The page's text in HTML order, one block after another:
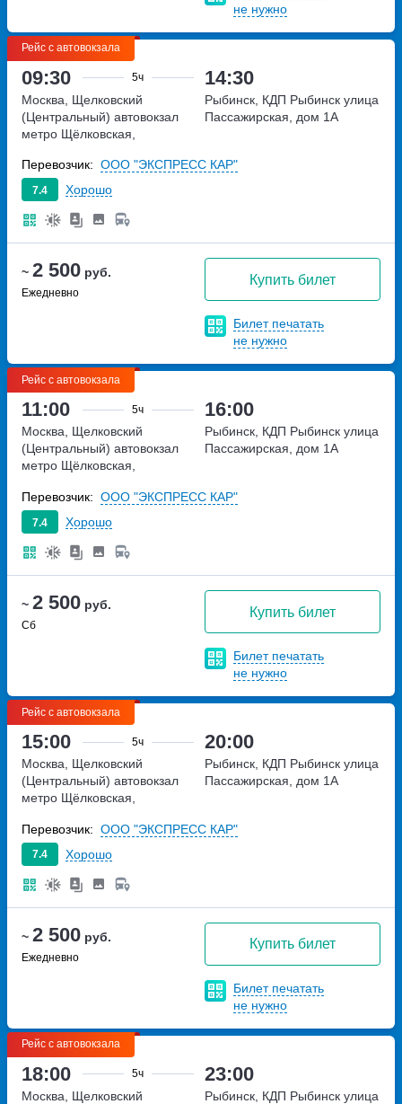
не нужно
Рейс с автовокзала
09:30 5ч 14:30
~ 2 500 руб.
Ежедневно
Купить билет
Билет печатать
не нужно
Москва, Щелковский
(Центральный) автовокзал
метро Щёлковская,
Рыбинск, КДП Рыбинск улица
Пассажирская, дом 1А
7.4 Хорошо
Перевозчик: ООО "ЭКСПРЕСС КАР"
Рейс с автовокзала
11:00 5ч 16:00
~ 2 500 руб.
Сб
Купить билет
Билет печатать
не нужно
Москва, Щелковский
(Центральный) автовокзал
метро Щёлковская,
Рыбинск, КДП Рыбинск улица
Пассажирская, дом 1А
7.4 Хорошо
Перевозчик: ООО "ЭКСПРЕСС КАР"
Рейс с автовокзала
15:00 5ч 20:00
~ 2 500 руб.
Ежедневно
Купить билет
Билет печатать
не нужно
Москва, Щелковский
(Центральный) автовокзал
метро Щёлковская,
Рыбинск, КДП Рыбинск улица
Пассажирская, дом 1А
7.4 Хорошо
Перевозчик: ООО "ЭКСПРЕСС КАР"
Рейс с автовокзала
18:00 5ч 23:00
Москва, Щелковский
Рыбинск, КДП Рыбинск улица